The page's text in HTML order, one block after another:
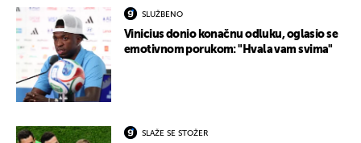
SLUŽBENO
Vinicius donio konačnu odluku, oglasio se
emotivnom porukom: "Hvala vam svima"
SLAŽE SE STOŽER